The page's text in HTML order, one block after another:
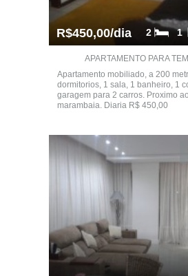
R$450,00/dia 1
2
APARTAMENTO PARA
Apartamento mobiliado, a 200
dormitorios, 1 sala, 1 banheiro, 1
garagem para 2 carros. Proximo
marambaia. Diaria R$ 450,00